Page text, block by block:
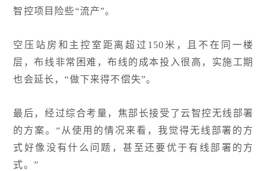
智控项目险些“流产”。
空压站房和主控室距离超过150米，且不在同一楼
层，布线非常困难，布线的成本投入很高，实施工期
也会延长，“做下来得不偿失”。
最后，经过综合考量，焦部长接受了云智控无线部署
的方案。“从使用的情况来看，我觉得无线部署的方
式好像没有什么问题，甚至还要优于有线部署的方
式。”